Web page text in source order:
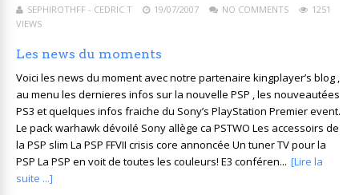
SEPHIROTHFF - CEDRIC T 19/07/2007 NO COMMENTS
1251
VIEWS
Les news du moments
Voici les news du moment avec notre partenaire kingplayer’s blog ,
au menu les dernieres infos sur la nouvelle PSP , les nouveautées
PS3 et quelques infos fraiche du Sony’s PlayStation Premier event.
Le pack warhawk dévoilé Sony allège ca PSTWO Les accessoirs de
la PSP slim La PSP FFVII crisis core annoncée Un tuner TV pour la
PSP La PSP en voit de toutes les couleurs! E3 conféren... [Lire la
suite ...]